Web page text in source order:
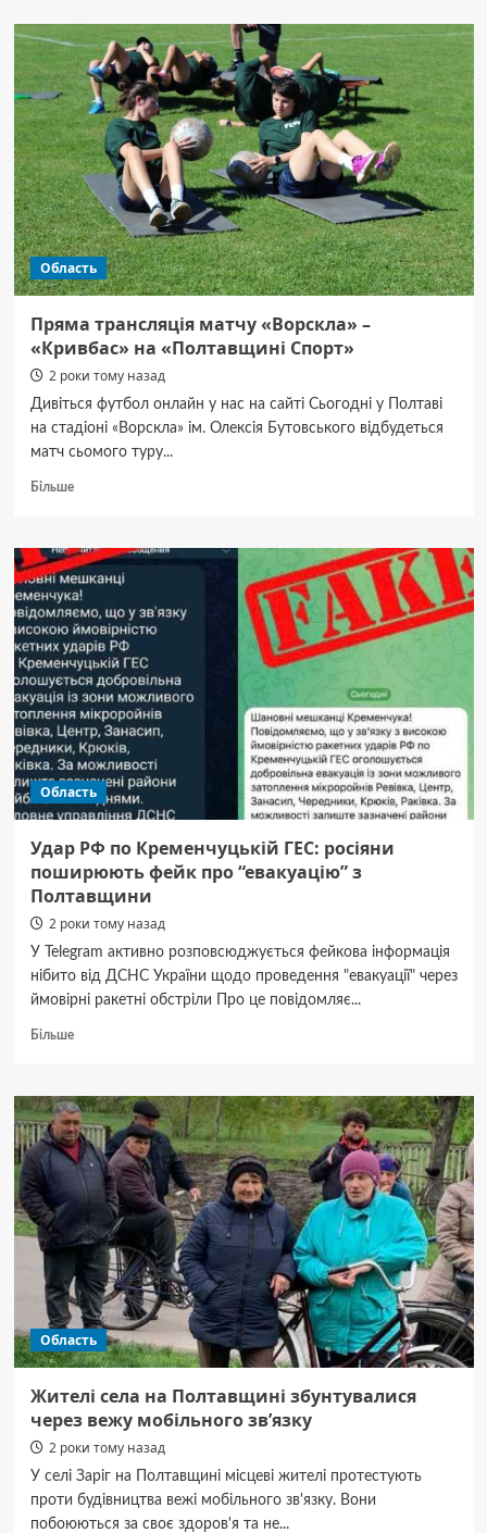
ліга:
«Кремінь»
зіграв
внічию
з «Поділлям»
(відео)
Область
Пряма трансляція матчу «Ворскла» –
«Кривбас» на «Полтавщині Спорт»
2 роки тому назад
Дивіться футбол онлайн у нас на сайті Сьогодні у Полтаві
на стадіоні «Ворскла» ім. Олексія Бутовського відбудеться
матч сьомого туру...
БільшеДокладніше
трансляція
матчу
«Ворскла»
–
«Кривбас»
на «Полтавщині
Спорт»
Область
Удар РФ по Кременчуцькій ГЕС: росіяни
поширюють фейк про “евакуацію” з
Полтавщини
2 роки тому назад
У Telegram активно розповсюджується фейкова інформація
нібито від ДСНС України щодо проведення "евакуації" через
ймовірні ракетні обстріли Про це повідомляє...
БільшеДокладніше
РФ
по
Кременчуцькій
ГЕС:
росіяни
поширюють
про
“евакуацію”
з
Полтавщини
Область
Жителі села на Полтавщині збунтувалися
через вежу мобільного зв’язку
2 роки тому назад
У селі Заріг на Полтавщині місцеві жителі протестують
проти будівництва вежі мобільного зв'язку. Вони
побоюються за своє здоров'я та не...